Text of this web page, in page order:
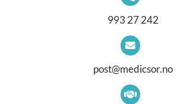
993 27 242
post@medicsor.no